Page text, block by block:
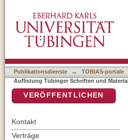
Publikationsdienste → TOBIAS-portale
Auflistung Tübinger Schriften und
VERÖFFENTLICHEN
Kontakt
Verträge